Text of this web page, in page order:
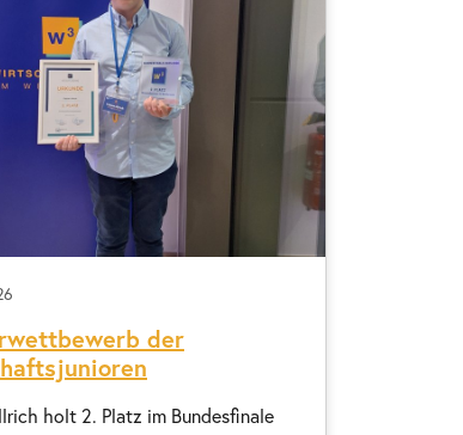
der
holt 2. Platz im Bundesfinale